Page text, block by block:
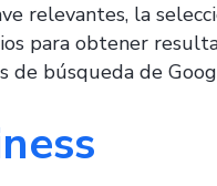
relevantes, la
para obtener
de búsqueda de